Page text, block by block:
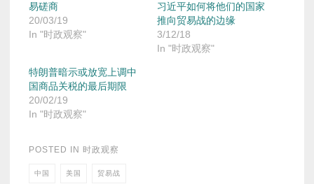
易磋商
20/03/19
In "时政观察"
习近平如何将他们的国家
推向贸易战的边缘
3/12/18
In "时政观察"
特朗普暗示或放宽上调中
国商品关税的最后期限
20/02/19
In "时政观察"
POSTED IN 时政观察
中国 美国 贸易战